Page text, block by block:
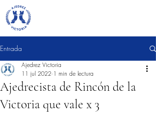
Entrada
Ajedrecista de Rincón de la
Victoria que vale x 3
Ajedrez Victoria
11 jul 2022 1 min de lectura